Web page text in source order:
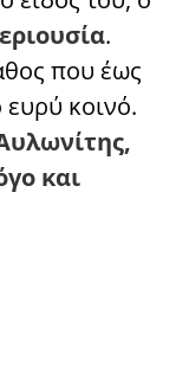
.
που έως
ευρύ κοινό.
και